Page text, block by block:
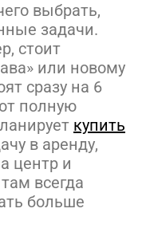
выбрать,
задачи.
стоит
или новому
сразу на 6
полную
купить
в аренду,
центр и
всегда
больше